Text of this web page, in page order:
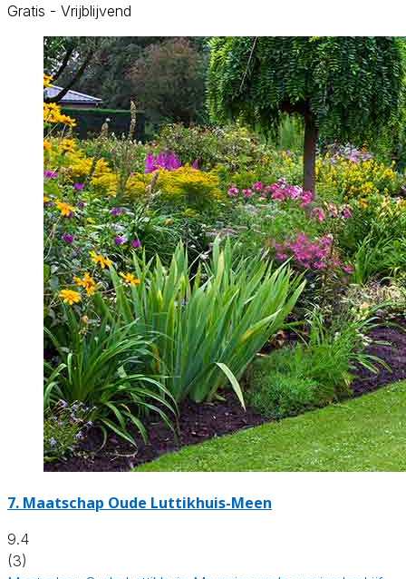
Gratis - Vrijblijvend
7. Maatschap Oude Luttikhuis-Meen
9.4
(3)